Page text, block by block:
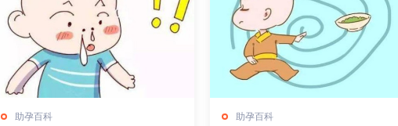
助孕百科 助孕百科